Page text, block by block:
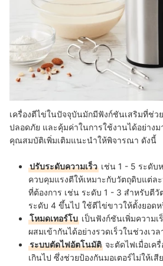
เครื่องตีไข่ในปัจจุบันมักมีฟังก์ชันเสริมที่ช่ว
ปลอดภัย และคุ้มค่าในการใช้งานได้อย่าง
คุณสมบัติเพิ่มเติมแนะนำให้พิจารณา ดังนี้
ปรับระดับความเร็ว เช่น 1 - 5 ระดับ
ควบคุมแรงตีให้เหมาะกับวัตถุดิบแต่ล
ที่ต้องการ เช่น ระดับ 1 - 3 สำหรับตีวั
ระดับ 4 ขึ้นไป ใช้ตีไข่ขาวให้ตั้งยอด
โหมดเทอร์โบ เป็นฟังก์ชันเพิ่มความ
ผสมเข้ากันได้อย่างรวดเร็วในช่วงเว
ระบบตัดไฟอัตโนมัติ จะตัดไฟเมื่อเค
เกินไป ซึ่งช่วยป้องกันมอเตอร์ไม่ให้เ